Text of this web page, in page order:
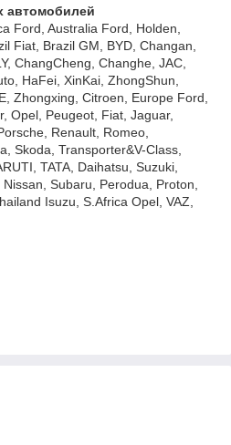
автомобилей
Ford, Australia Ford, Holden,
Fiat, Brazil GM, BYD, Changan,
ChangCheng, Changhe, JAC,
HaFei, XinKai, ZhongShun,
Zhongxing, Citroen, Europe Ford,
Opel, Peugeot, Fiat, Jaguar,
Renault, Romeo,
Skoda, Transporter&V-Class,
TATA, Daihatsu, Suzuki,
Subaru, Perodua, Proton,
Isuzu, S.Africa Opel, VAZ,